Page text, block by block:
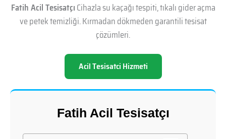
Fatih Acil TesisatçıCihazla su kaçağı tespiti, tıkalı gider açma
ve petek temizliği. Kırmadan dökmeden garantili tesisat
çözümleri.
Acil Tesisatci Hizmeti
Fatih Acil Tesisatçı